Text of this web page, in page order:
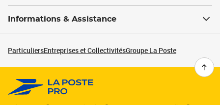
Informations & Assistance
ParticuliersEntreprises et CollectivitésGroupe La Poste